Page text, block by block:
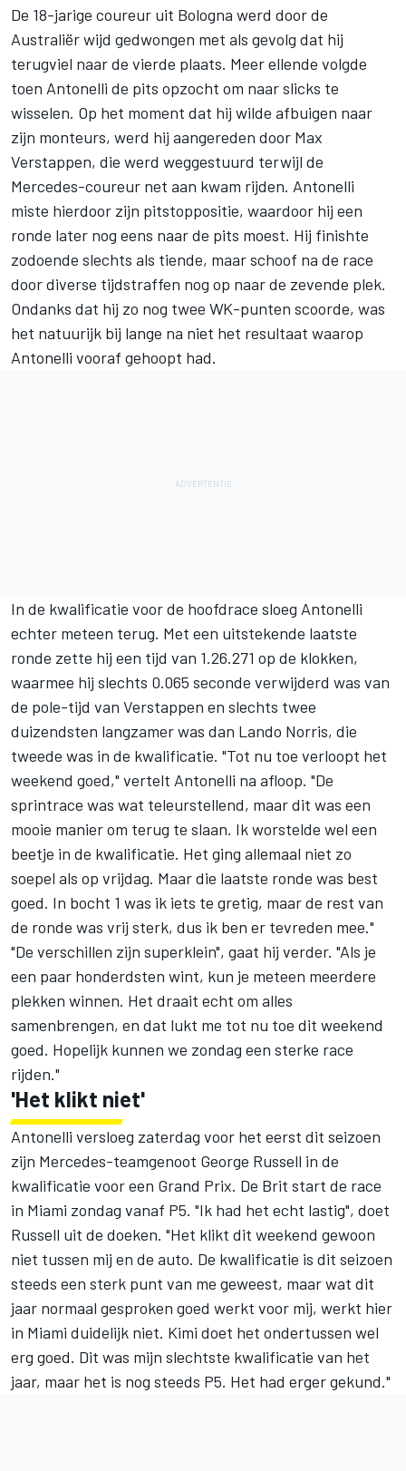
De 18-jarige coureur uit Bologna werd door de
Australiër wijd gedwongen met als gevolg dat hij
terugviel naar de vierde plaats. Meer ellende volgde
toen Antonelli de pits opzocht om naar slicks te
wisselen. Op het moment dat hij wilde afbuigen naar
zijn monteurs, werd hij aangereden door Max
Verstappen, die werd weggestuurd terwijl de
Mercedes-coureur net aan kwam rijden. Antonelli
miste hierdoor zijn pitstoppositie, waardoor hij een
ronde later nog eens naar de pits moest. Hij finishte
zodoende slechts als tiende, maar schoof na de race
door diverse tijdstraffen nog op naar de zevende plek.
Ondanks dat hij zo nog twee WK-punten scoorde, was
het natuurijk bij lange na niet het resultaat waarop
Antonelli vooraf gehoopt had.
In de kwalificatie voor de hoofdrace sloeg Antonelli
echter meteen terug. Met een uitstekende laatste
ronde zette hij een tijd van 1.26.271 op de klokken,
waarmee hij slechts 0.065 seconde verwijderd was van
de pole-tijd van Verstappen en slechts twee
duizendsten langzamer was dan Lando Norris, die
tweede was in de kwalificatie. "Tot nu toe verloopt het
weekend goed," vertelt Antonelli na afloop. "De
sprintrace was wat teleurstellend, maar dit was een
mooie manier om terug te slaan. Ik worstelde wel een
beetje in de kwalificatie. Het ging allemaal niet zo
soepel als op vrijdag. Maar die laatste ronde was best
goed. In bocht 1 was ik iets te gretig, maar de rest van
de ronde was vrij sterk, dus ik ben er tevreden mee."
"De verschillen zijn superklein", gaat hij verder. "Als je
een paar honderdsten wint, kun je meteen meerdere
plekken winnen. Het draait echt om alles
samenbrengen, en dat lukt me tot nu toe dit weekend
goed. Hopelijk kunnen we zondag een sterke race
rijden."
'Het klikt niet'
Antonelli versloeg zaterdag voor het eerst dit seizoen
zijn Mercedes-teamgenoot George Russell in de
kwalificatie voor een Grand Prix. De Brit start de race
in Miami zondag vanaf P5. "Ik had het echt lastig", doet
Russell uit de doeken. "Het klikt dit weekend gewoon
niet tussen mij en de auto. De kwalificatie is dit seizoen
steeds een sterk punt van me geweest, maar wat dit
jaar normaal gesproken goed werkt voor mij, werkt hier
in Miami duidelijk niet. Kimi doet het ondertussen wel
erg goed. Dit was mijn slechtste kwalificatie van het
jaar, maar het is nog steeds P5. Het had erger gekund."